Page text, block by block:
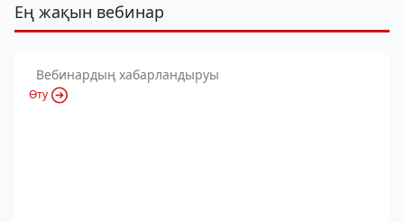
Ең жақын вебинар
Вебинардың хабарландыруы
Өту